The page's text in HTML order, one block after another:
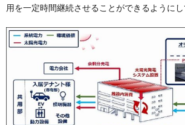
用を一定時間継続させることができるようにし